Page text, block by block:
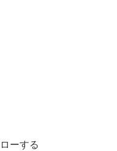
ーする